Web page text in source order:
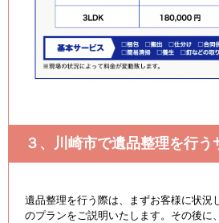
３、川崎市で遺品整理を行う
遺品整理を行う際は、まずお客様に状況
のプランをご説明いたします。その後に